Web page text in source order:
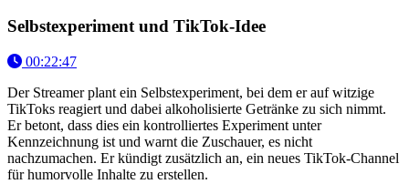
Selbstexperiment und TikTok-Idee
00:22:47
Der Streamer plant ein Selbstexperiment, bei dem er auf witzige
TikToks reagiert und dabei alkoholisierte Getränke zu sich nimmt.
Er betont, dass dies ein kontrolliertes Experiment unter
Kennzeichnung ist und warnt die Zuschauer, es nicht
nachzumachen. Er kündigt zusätzlich an, ein neues TikTok-Channel
für humorvolle Inhalte zu erstellen.